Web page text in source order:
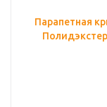
Парапетная